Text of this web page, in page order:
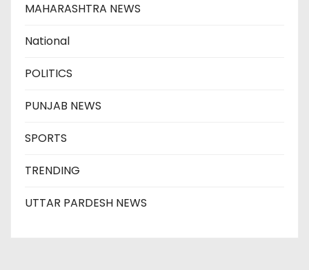
MAHARASHTRA NEWS
National
POLITICS
PUNJAB NEWS
SPORTS
TRENDING
UTTAR PARDESH NEWS